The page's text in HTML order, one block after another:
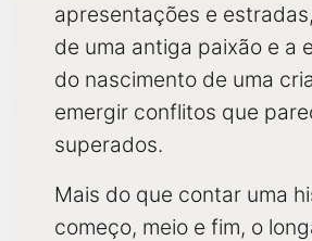
apresentações e
de uma antiga paixão e a
do nascimento de uma
emergir conflitos que
superados.
Mais do que contar uma
começo, meio e fim, o